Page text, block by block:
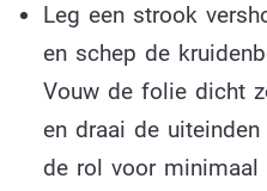
Leg een strook
en schep de
Vouw de folie dicht
en draai de
de rol voor minimaal